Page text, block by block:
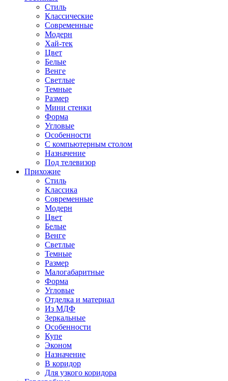
Стиль
Классические
Современные
Модерн
Хай-тек
Цвет
Белые
Венге
Светлые
Темные
Размер
Мини стенки
Форма
Угловые
Особенности
С компьютерным столом
Назначение
Под телевизор
Прихожие
Стиль
Классика
Современные
Модерн
Цвет
Белые
Венге
Светлые
Темные
Размер
Малогабаритные
Форма
Угловые
Отделка и материал
Из МДФ
Зеркальные
Особенности
Купе
Эконом
Назначение
В коридор
Для узкого коридора